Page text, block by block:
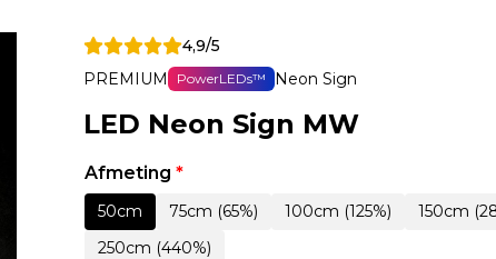
4,9/5
PREMIUM
PowerLEDs™ Neon Sign
LED Neon Sign MW
Afmeting *
50cm 75cm (65%) 100cm (125%) 150cm
250cm (440%)